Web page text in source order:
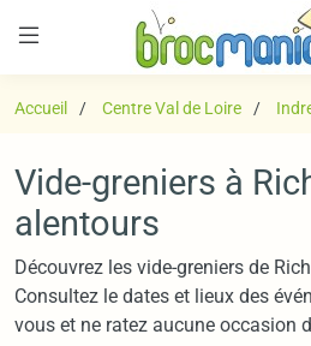
Accueil Centre Val de Loire
Vide-greniers à
alentours
Découvrez les vide-greniers de
Consultez le dates et lieux des
vous et ne ratez aucune occasion